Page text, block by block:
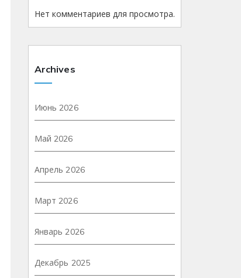
Нет комментариев для просмотра.
Archives
Июнь 2026
Май 2026
Апрель 2026
Март 2026
Январь 2026
Декабрь 2025